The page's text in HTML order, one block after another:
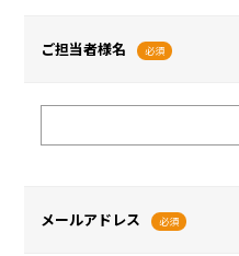
ご担当者様名 必須
メールアドレス 必須